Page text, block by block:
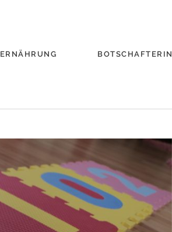
ERNÄHRUNG BOTSCHAFTERIN